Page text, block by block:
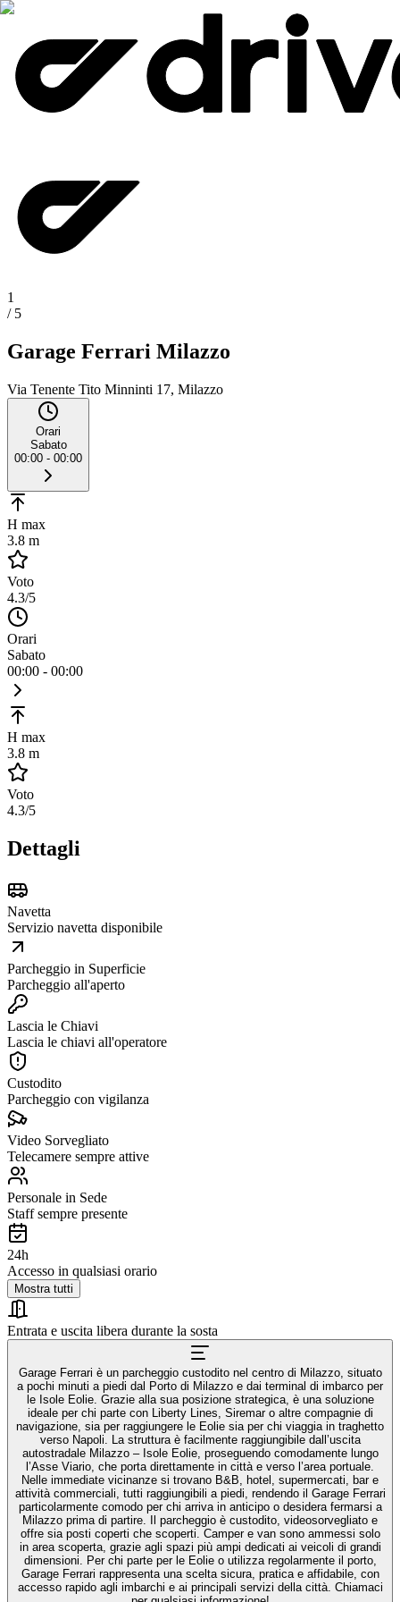
1
/ 5
Garage Ferrari Milazzo
Via Tenente Tito Minninti 17, Milazzo
Orari
Sabato
00:00 - 00:00
H max
3.8 m
Voto
4.3/5
Orari
Sabato
00:00 - 00:00
H max
3.8 m
Voto
4.3/5
Dettagli
Navetta
Servizio navetta disponibile
Parcheggio in Superficie
Parcheggio all'aperto
Lascia le Chiavi
Lascia le chiavi all'operatore
Custodito
Parcheggio con vigilanza
Video Sorvegliato
Telecamere sempre attive
Personale in Sede
Staff sempre presente
24h
Accesso in qualsiasi orario
Mostra tutti
Entrata e uscita libera durante la sosta
Garage Ferrari è un parcheggio custodito nel centro di Milazzo, situato
a pochi minuti a piedi dal Porto di Milazzo e dai terminal di imbarco per
le Isole Eolie. Grazie alla sua posizione strategica, è una soluzione
ideale per chi parte con Liberty Lines, Siremar o altre compagnie di
navigazione, sia per raggiungere le Eolie sia per chi viaggia in traghetto
verso Napoli. La struttura è facilmente raggiungibile dall’uscita
autostradale Milazzo – Isole Eolie, proseguendo comodamente lungo
l’Asse Viario, che porta direttamente in città e verso l’area portuale.
Nelle immediate vicinanze si trovano B&B, hotel, supermercati, bar e
attività commerciali, tutti raggiungibili a piedi, rendendo il Garage Ferrari
particolarmente comodo per chi arriva in anticipo o desidera fermarsi a
Milazzo prima di partire. Il parcheggio è custodito, videosorvegliato e
offre sia posti coperti che scoperti. Camper e van sono ammessi solo
in area scoperta, grazie agli spazi più ampi dedicati ai veicoli di grandi
dimensioni. Per chi parte per le Eolie o utilizza regolarmente il porto,
Garage Ferrari rappresenta una scelta sicura, pratica e affidabile, con
accesso rapido agli imbarchi e ai principali servizi della città. Chiamaci